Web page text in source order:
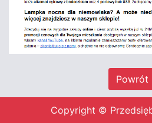
Powrót
Copyright ©